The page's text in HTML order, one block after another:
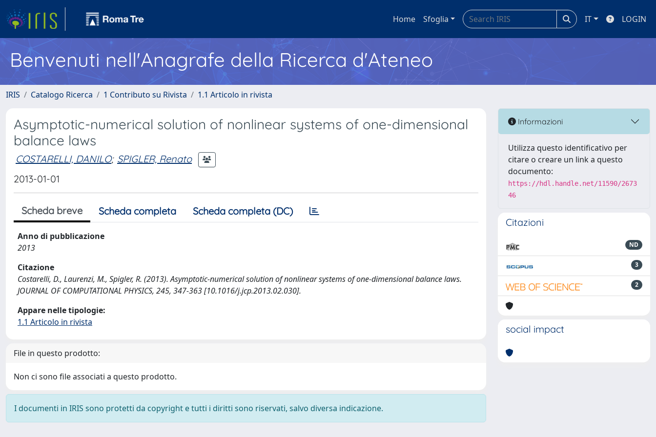
Home Sfoglia IT LOGIN
Benvenuti nell'Anagrafe della Ricerca d'Ateneo
IRIS Catalogo Ricerca 1 Contributo su Rivista 1.1 Articolo in rivista
Asymptotic-numerical solution of nonlinear systems of one-dimensional
balance laws
COSTARELLI, DANILO; SPIGLER, Renato
2013-01-01
Scheda breve Scheda completa Scheda completa (DC)
Anno di pubblicazione
2013
Citazione
Costarelli, D., Laurenzi, M., Spigler, R. (2013). Asymptotic-numerical solution of nonlinear systems of one-dimensional balance laws.
JOURNAL OF COMPUTATIONAL PHYSICS, 245, 347-363 [10.1016/j.jcp.2013.02.030].
Appare nelle tipologie:
1.1 Articolo in rivista
File in questo prodotto:
Non ci sono file associati a questo prodotto.
I documenti in IRIS sono protetti da copyright e tutti i diritti sono riservati, salvo diversa indicazione.
Informazioni
Utilizza questo identificativo per
citare o creare un link a questo
documento:
https://hdl.handle.net/11590/2673
46
Citazioni
ND
3
2
social impact